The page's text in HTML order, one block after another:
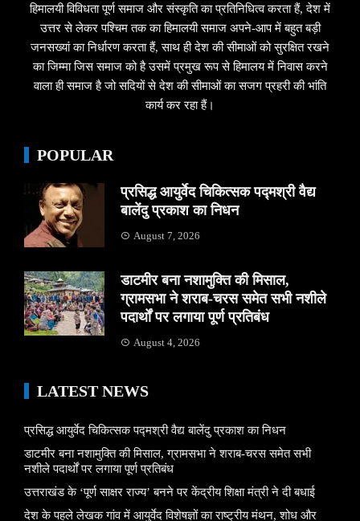
हिमालयी विविधता पूर्ण समाज और संस्कृति का प्रतिनिधित्व करता हैं, देश में
उत्तर से लेकर पश्चिम तक का हिमालयी समाज अपने-आप में बहुत बड़ी
जनसख्यां का निर्धारण करता हैं, साथ ही देश की सीमाओं को सुरक्षित रखने
का जिम्मा जिस समाज को है उसमें प्रमुख रूप से हिमालय में निवास करने
वाला ही समाज है जो सदियों से देश की सीमाओं का सजग प्रहरी की भांति
कार्य कर रहा हैं।
POPULAR
प्रसिद्ध आयुर्वेद चिकित्सक पद्मश्री वैद्य
बालेंदु प्रकाश का निधन
August 7, 2026
डाटमीर बना नशामुक्ति की मिसाल,
ग्रामसभा ने शराब-चरस समेत सभी नशीले
पदार्थों पर लगाया पूर्ण प्रतिबंध
August 4, 2026
LATEST NEWS
प्रसिद्ध आयुर्वेद चिकित्सक पद्मश्री वैद्य बालेंदु प्रकाश का निधन
डाटमीर बना नशामुक्ति की मिसाल, ग्रामसभा ने शराब-चरस समेत सभी
नशीले पदार्थों पर लगाया पूर्ण प्रतिबंध
उत्तराखंड के ‘पूर्ण साक्षर राज्य’ बनने पर केंद्रीय शिक्षा मंत्री ने दी बधाई
देश के पहले लेखक गांव में आयुर्वेद विशेषज्ञों का राष्ट्रीय मंथन, शोध और